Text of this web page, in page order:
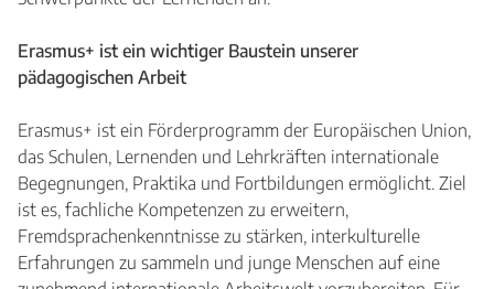
Erasmus+ ist ein wichtiger Baustein unserer
pädagogischen Arbeit
Erasmus+ ist ein Förderprogramm der Europäischen Union,
das Schulen, Lernenden und Lehrkräften internationale
Begegnungen, Praktika und Fortbildungen ermöglicht. Ziel
ist es, fachliche Kompetenzen zu erweitern,
Fremdsprachenkenntnisse zu stärken, interkulturelle
Erfahrungen zu sammeln und junge Menschen auf eine